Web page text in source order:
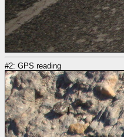
#2: GPS reading